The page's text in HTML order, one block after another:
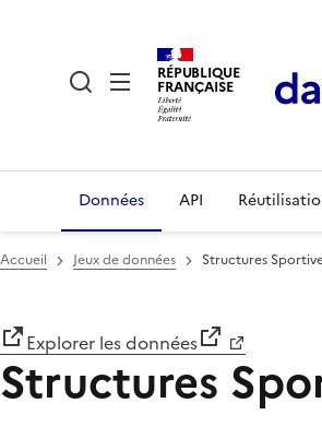
RÉPUBLIQUE
FRANÇAISE
Données API
Accueil Jeux de données Structures
Explorer les données
Structures